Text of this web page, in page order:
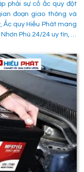
phải sự cố ắc quy đột
đoạn giao thông và
Ắc quy Hiếu Phát mang
Phú 24/24 uy tín, là
thời gian cho người